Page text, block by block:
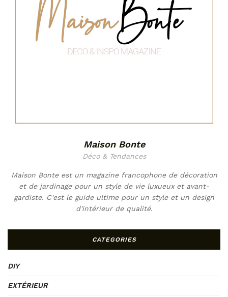
Maison Bonte
Déco & Tendances
Maison Bonte est un magazine francophone de décoration
et de jardinage pour un style de vie luxueux et avant-
gardiste. C'est le guide ultime pour un style et un design
d'intérieur de qualité.
CATEGORIES
DIY
EXTÉRIEUR